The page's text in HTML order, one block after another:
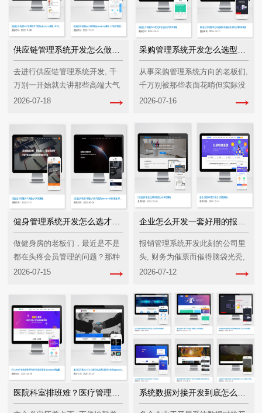
供应链管理系统开发怎么做？老板必看避坑指南
去进行供应链管理系统开发, 千
万别一开始就去讲那些高端大气
上档次的算法。好多老板觉得购
题都给解决掉, 接着却发觉根本
运行不起来。关键的痛···
2026-07-18
从事采购管理系统方向的老板们,
千万别被那些表面花哨但实际没
有实在作用的功能蒙蔽住。事实
在于做好一件事情
2026-07-16
健身管理系统开发怎么选才能不踩坑？
做健身房的老板们，最近是不是
都在头疼会员管理的问题？那种
特别陈旧的SaaS软件, 或者传统
难以用来满足现在的需求了。
2026-07-15
报销管理系统开发此刻的公司里
头, 财务为催票而催得脑袋光秃,
员工因贴发票贴得眼睛花乱。这
堪。十余年来, 我投身软件领域
多年, 目睹诸多老板···
2026-07-12
医院科室排班难？医疗管理系统开发到底能解决啥痛点？ 系统数据对接开发到底怎么做才不踩坑